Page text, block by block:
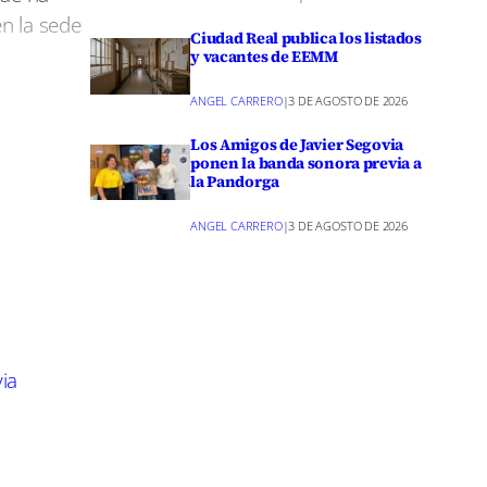
la sede
a lo
ha
Ciudad Real publica los listados
y vacantes de EEMM
ANGEL CARRERO|3 DE AGOSTO DE 2026
Los Amigos de Javier Segovia
ponen la banda sonora previa a
la Pandorga
ANGEL CARRERO|3 DE AGOSTO DE 2026